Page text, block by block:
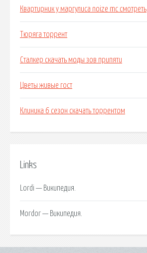
Квартирник у маргулиса noize mc смотреть
Тюряга торрент
Сталкер скачать моды зов припяти
Цветы живые гост
Клиника 6 сезон скачать торрентом
Links
Lordi — Википедия.
Mordor — Википедия.